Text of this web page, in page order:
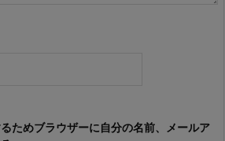
ためブラウザーに自分の名前、メールア